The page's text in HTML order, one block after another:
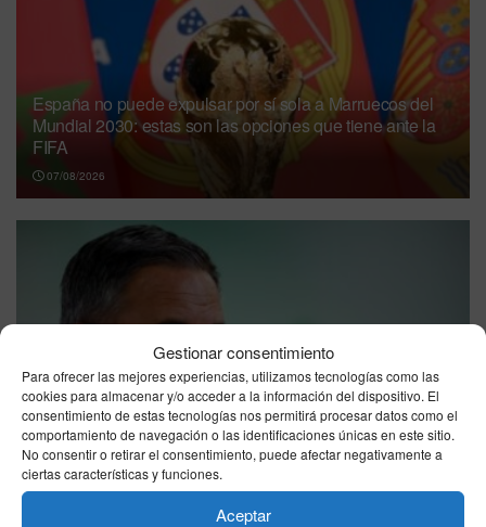
Gestionar consentimiento
Para ofrecer las mejores experiencias, utilizamos tecnologías como las
cookies para almacenar y/o acceder a la información del dispositivo. El
consentimiento de estas tecnologías nos permitirá procesar datos como el
comportamiento de navegación o las identificaciones únicas en este sitio.
No consentir o retirar el consentimiento, puede afectar negativamente a
ciertas características y funciones.
Aceptar
España no puede expulsar por sí sola a Marruecos del
Mundial 2030: estas son las opciones que tiene ante la
FIFA
07/08/2026
Vox pide excluir a Marruecos del Mundial 2030 tras la
crisis migratoria de Ceuta
06/08/2026
GP de Gran Bretaña de MotoGP 2026: horarios
y dónde ver en directo la carrera de Silverstone